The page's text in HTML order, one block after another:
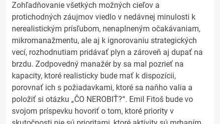
Zohľadňovanie všetkých možných cieľov a
protichodných záujmov viedlo v nedávnej minulosti k
nerealistickým prísľubom, nenaplneným očakávaniam,
mikromanažmentu, ale aj k ignorovaniu strategických
vecí, rozhodnutiam pridávať plyn a zároveň aj dupať na
brzdu. Zodpovedný manažér by sa mal pozrieť na
kapacity, ktoré realisticky bude mať k dispozícii,
porovnať ich s požiadavkami, ktoré sa naňho valia a
položiť si otázku „ČO NEROBIŤ?“. Emil Fitoš bude vo
svojom príspevku hovoriť o tom, ktoré priority v